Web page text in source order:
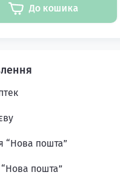
До кошика
“Нова пошта”
пошта”